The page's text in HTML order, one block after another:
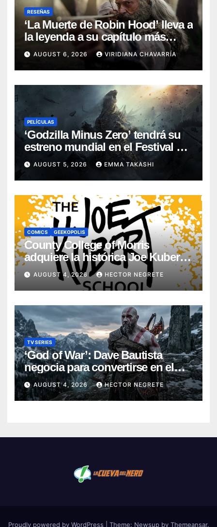
RESEÑAS
‘La Muerte de Robin Hood’ lleva a
la leyenda a su capítulo más
oscuro (Reseña)
AUGUST 6, 2026 VIRIDIANA CHAVARRÍA
PELÍCULAS
‘Godzilla Minus Zero’ tendrá su
estreno mundial en el Festival de
Cine de Nueva York
AUGUST 5, 2026 EMMA TAKASHI
COMICS GEEKOPOLIS
County College of Morris
adquiere la histórica Joe Kubert
School
AUGUST 4, 2026 HECTOR NEGRETE
TV SERIES
‘God of War’: Dave Bautista
negocia para convertirse en el
nuevo Kratos de la serie de
Amazon
AUGUST 4, 2026 HECTOR NEGRETE
Proudly powered by WordPress Theme: Newsupby Themeansar.